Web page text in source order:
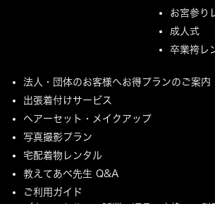
お宮参り
成人式
卒業袴レ
法人・団体のお客様へお得プランのご案内
出張着付けサービス
ヘアーセット・メイクアップ
写真撮影プラン
宅配着物レンタル
教えてあべ先生 Q&A
ご利用ガイド